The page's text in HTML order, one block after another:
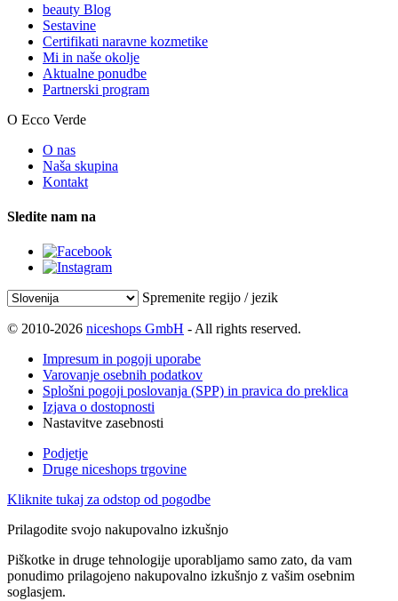
beauty Blog
Sestavine
Certifikati naravne kozmetike
Mi in naše okolje
Aktualne ponudbe
Partnerski program
O Ecco Verde
O nas
Naša skupina
Kontakt
Sledite nam na
Spremenite regijo / jezik
© 2010-2026 niceshops GmbH - All rights reserved.
Impresum in pogoji uporabe
Varovanje osebnih podatkov
Splošni pogoji poslovanja (SPP) in pravica do preklica
Izjava o dostopnosti
Nastavitve zasebnosti
Podjetje
Druge niceshops trgovine
Kliknite tukaj za odstop od pogodbe
Prilagodite svojo nakupovalno izkušnjo
Piškotke in druge tehnologije uporabljamo samo zato, da vam
ponudimo prilagojeno nakupovalno izkušnjo z vašim osebnim
soglasjem.